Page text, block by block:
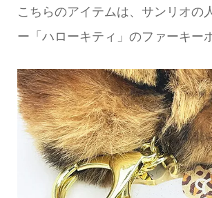
こちらのアイテムは、サンリオの
ー「ハローキティ」のファーキー